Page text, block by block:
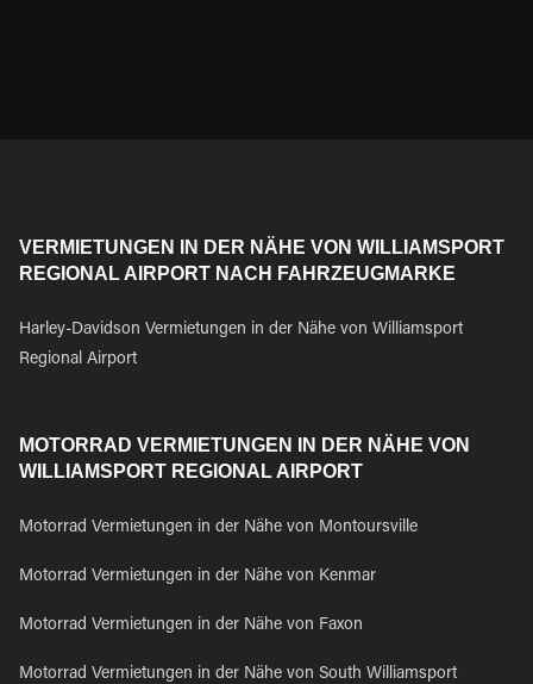
VERMIETUNGEN IN DER NÄHE VON WILLIAMSPORT
REGIONAL AIRPORT NACH FAHRZEUGMARKE
Harley-Davidson Vermietungen in der Nähe von Williamsport
Regional Airport
MOTORRAD VERMIETUNGEN IN DER NÄHE VON
WILLIAMSPORT REGIONAL AIRPORT
Motorrad Vermietungen in der Nähe von Montoursville
Motorrad Vermietungen in der Nähe von Kenmar
Motorrad Vermietungen in der Nähe von Faxon
Motorrad Vermietungen in der Nähe von South Williamsport